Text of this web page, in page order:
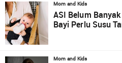
Mom and Kids
ASI Belum
Bayi Perlu Susu
Mom and Kids